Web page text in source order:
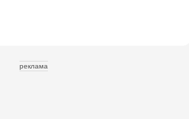
реклама